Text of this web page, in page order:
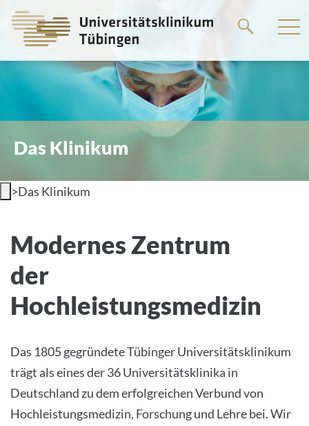
zum
Das Klinikum
>Das Klinikum
Willkommen am
Universitätsklinikum Tübingen
Modernes Zentrum
der
Hochleistungsmedizin
Das 1805 gegründete Tübinger Universitätsklinikum
trägt als eines der 36 Universitätsklinika in
Deutschland zu dem erfolgreichen Verbund von
Hochleistungsmedizin, Forschung und Lehre bei. Wir